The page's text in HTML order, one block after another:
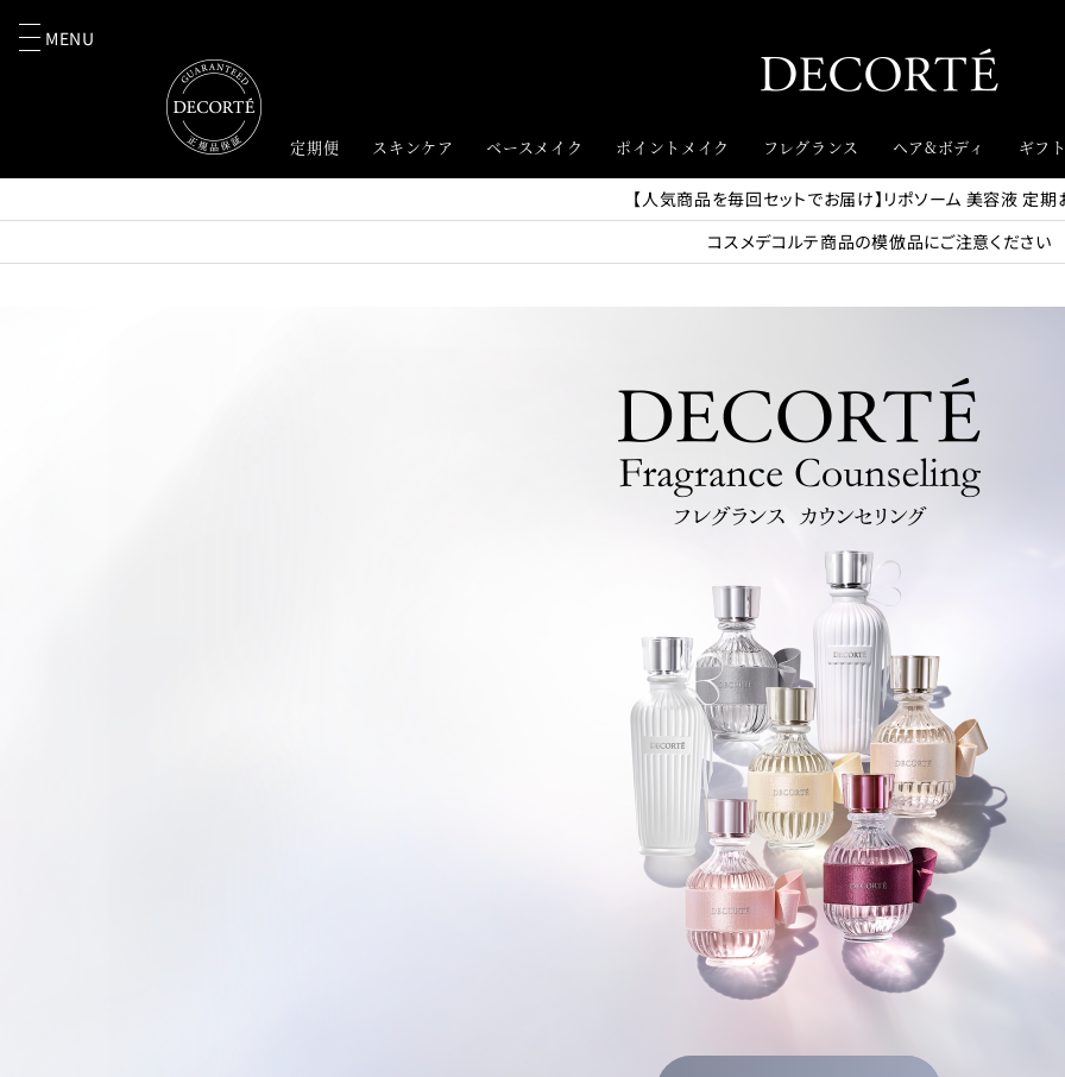
MENU
定期便 スキンケア ベースメイク ポイントメイク フレグランス ヘア&ボディ ギフ
【人気商品を毎回セットでお届け】リポソーム 美容液 定
コスメデコルテ商品の模倣品にご注意ください